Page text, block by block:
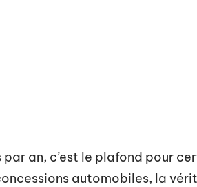
par an, c’est le plafond pour
automobiles, la